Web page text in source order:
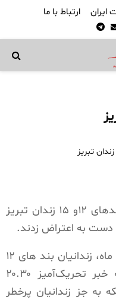
ایران ارتباط با ما
Email
Telegram
بنابه گزارشات منتشره زندانیان بندهای ۱۲و ۱۵ زندان تبریز
دست به اعتراض زدند.
ساعت ۹ شب دوشنبه ۱۱ فروردین ماه، زندانیان بند های ۱۲
و ۱۵ زندان تبریز در واکنش به خبر تحریک‌آمیز ۲۰.۳۰
به جز زندانیان پرخطر